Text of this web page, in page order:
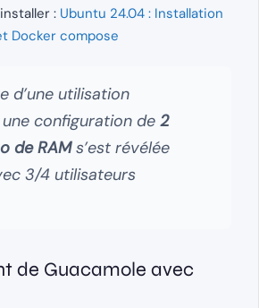
: Ubuntu 24.04 : Installation
Docker compose
d’une utilisation
configuration de 2
de RAMs’est révélée
3/4 utilisateurs
de Guacamole avec